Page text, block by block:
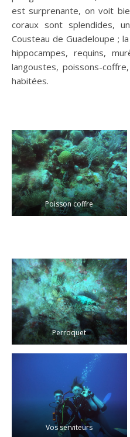
est surprenante, on voit
coraux sont splendides,
Cousteau de Guadeloupe ;
hippocampes, requins,
langoustes, poissons-
habitées.
Poisson coffre
Perroquet
Vos serviteurs